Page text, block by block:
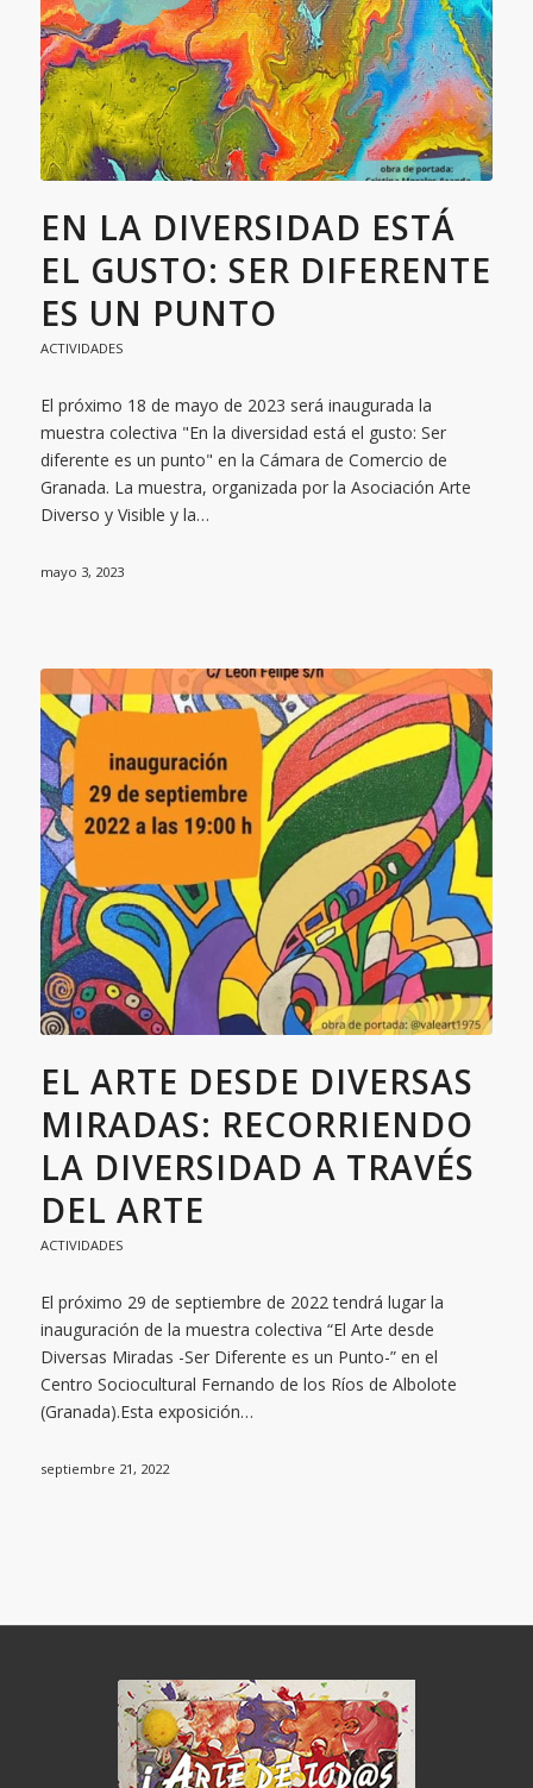
EN LA DIVERSIDAD ESTÁ
EL GUSTO: SER DIFERENTE
ES UN PUNTO
ACTIVIDADES
El próximo 18 de mayo de 2023 será inaugurada la
muestra colectiva "En la diversidad está el gusto: Ser
diferente es un punto" en la Cámara de Comercio de
Granada. La muestra, organizada por la Asociación Arte
Diverso y Visible y la…
mayo 3, 2023
EL ARTE DESDE DIVERSAS
MIRADAS: RECORRIENDO
LA DIVERSIDAD A TRAVÉS
DEL ARTE
ACTIVIDADES
El próximo 29 de septiembre de 2022 tendrá lugar la
inauguración de la muestra colectiva “El Arte desde
Diversas Miradas -Ser Diferente es un Punto-” en el
Centro Sociocultural Fernando de los Ríos de Albolote
(Granada).Esta exposición…
septiembre 21, 2022